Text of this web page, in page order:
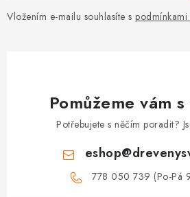
Vložením e-mailu souhlasíte s
Pomůžeme vám
Potřebujete s něčím poradit?
eshop@
778 050 739 (Po-Pá